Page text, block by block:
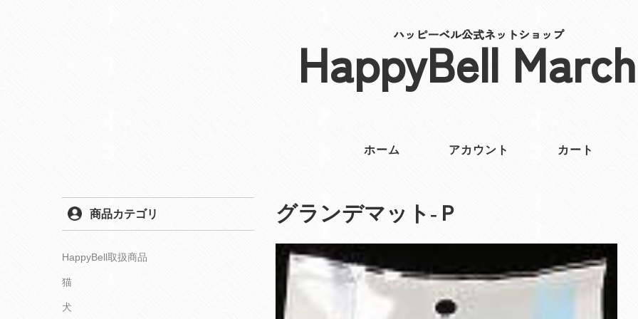
ハッピーベル公式ネットショップ
HappyBell
ホーム アカウント カート
グランデマット‐Ｐ
商品カテゴリ
HappyBell取扱商品
猫
犬